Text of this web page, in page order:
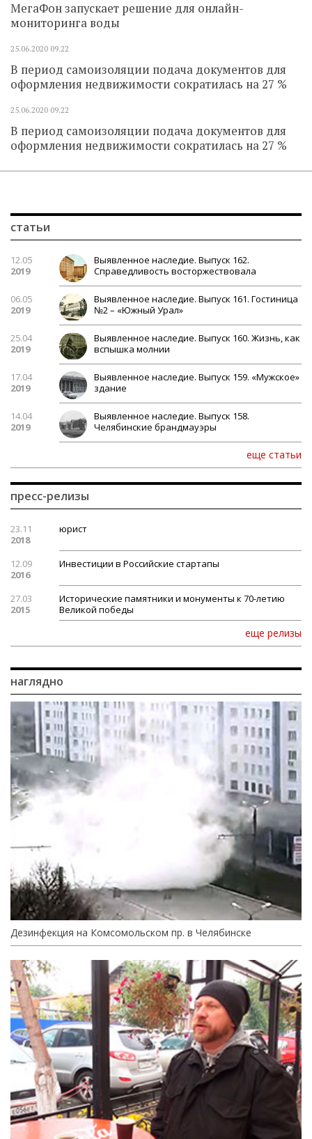
МегаФон запускает решение для онлайн-
мониторинга воды
25.06.2020 09.22
В период самоизоляции подача документов для
оформления недвижимости сократилась на 27 %
25.06.2020 09.22
В период самоизоляции подача документов для
оформления недвижимости сократилась на 27 %
статьи
12.05
2019
Выявленное наследие. Выпуск 162.
Справедливость восторжествовала
06.05
2019
Выявленное наследие. Выпуск 161. Гостиница
№2 – «Южный Урал»
25.04
2019
Выявленное наследие. Выпуск 160. Жизнь, как
вспышка молнии
17.04
2019
Выявленное наследие. Выпуск 159. «Мужское»
здание
14.04
2019
Выявленное наследие. Выпуск 158.
Челябинские брандмауэры
еще статьи
пресс-релизы
23.11
2018
юрист
12.09
2016
Инвестиции в Российские стартапы
27.03
2015
Исторические памятники и монументы к 70-летию
Великой победы
еще релизы
наглядно
Дезинфекция на Комсомольском пр. в Челябинске